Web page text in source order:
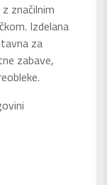
značilnim
Izdelana
za
zabave,